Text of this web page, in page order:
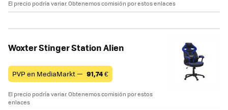
El precio podría variar. Obtenemos comisión por estos enlaces
Woxter Stinger Station Alien
PVP en MediaMarkt — 91,74€
El precio podría variar. Obtenemos comisión por estos
enlaces